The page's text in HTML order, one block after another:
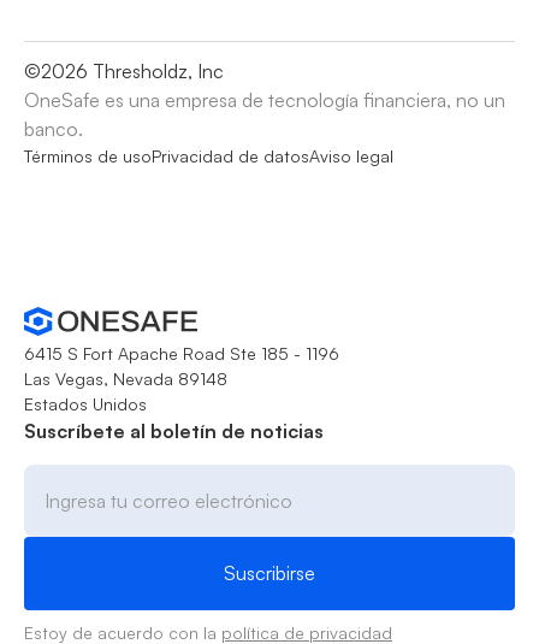
©2026 Thresholdz, Inc
OneSafe es una empresa de tecnología financiera, no un
banco.
Términos de usoPrivacidad de datosAviso legal
6415 S Fort Apache Road Ste 185 - 1196
Las Vegas, Nevada 89148
Estados Unidos
Suscríbete al boletín de noticias
Estoy de acuerdo con la política de privacidad